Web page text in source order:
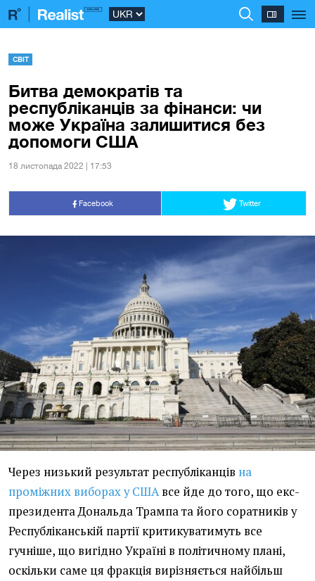
СВІТ
Битва демократів та
республіканців за фінанси: чи
може Україна залишитися без
допомоги США
18 листопада 2022 | 17:53
Facebook Twitter
Через низький результат республіканців на
проміжних виборах у СШАвсе йде до того, що екс-
президента Дональда Трампа та його соратників у
Республіканській партії критикуватимуть все
гучніше, що вигідно Україні в політичному плані,
оскільки саме ця фракція вирізняється найбільш